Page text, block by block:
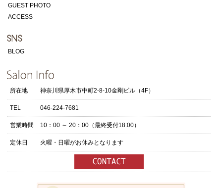
GUEST PHOTO
ACCESS
BLOG
所在地 神奈川県厚木市中町2-8-10金剛ビル（4F）
TEL 046-224-7681
営業時間 10：00 ～ 20：00（最終受付18:00）
定休日 火曜・日曜がお休みとなります